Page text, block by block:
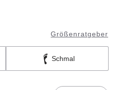
Größenratgeber
Schmal